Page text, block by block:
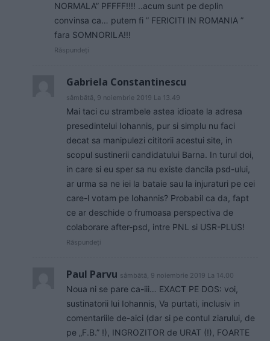
NORMALA” PFFFF!!!! ..acum sunt pe deplin
convinsa ca… putem fi ” FERICITI IN ROMANIA ”
fara SOMNORILA!!!
Răspundeți
Gabriela Constantinescu
sâmbătă, 9 noiembrie 2019 La 13.49
Mai taci cu strambele astea idioate la adresa
presedintelui Iohannis, pur si simplu nu faci
decat sa manipulezi cititorii acestui site, in
scopul sustinerii candidatului Barna. In turul doi,
in care si eu sper sa nu existe dancila psd-ului,
ar urma sa ne iei la bataie sau la injuraturi pe cei
care-l votam pe Iohannis? Probabil ca da, fapt
ce ar deschide o frumoasa perspectiva de
colaborare after-psd, intre PNL si USR-PLUS!
Răspundeți
Paul Parvu sâmbătă, 9 noiembrie 2019 La 14.00
Noua ni se pare ca-iii… EXACT PE DOS: voi,
sustinatorii lui Iohannis, Va purtati, inclusiv in
comentariile de-aici (dar si pe contul ziarului, de
pe „F.B.” !), INGROZITOR de URAT (!), FOARTE